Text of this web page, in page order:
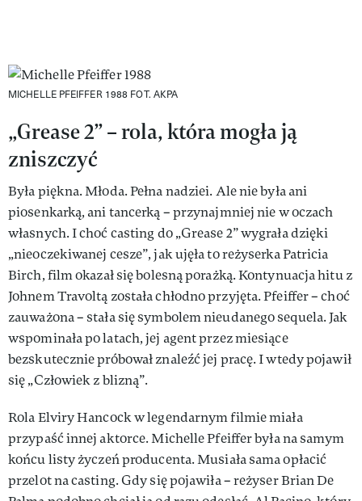
MICHELLE PFEIFFER 1988 FOT. AKPA
„Grease 2” – rola, która mogła ją
zniszczyć
Była piękna. Młoda. Pełna nadziei. Ale nie była ani
piosenkarką, ani tancerką – przynajmniej nie w oczach
własnych. I choć casting do „Grease 2” wygrała dzięki
„nieoczekiwanej cesze”, jak ujęła to reżyserka Patricia
Birch, film okazał się bolesną porażką. Kontynuacja hitu z
Johnem Travoltą została chłodno przyjęta. Pfeiffer – choć
zauważona – stała się symbolem nieudanego sequela. Jak
wspominała po latach, jej agent przez miesiące
bezskutecznie próbował znaleźć jej pracę. I wtedy pojawił
się „Człowiek z blizną”.
Rola Elviry Hancock w legendarnym filmie miała
przypaść innej aktorce. Michelle Pfeiffer była na samym
końcu listy życzeń producenta. Musiała sama opłacić
przelot na casting. Gdy się pojawiła – reżyser Brian De